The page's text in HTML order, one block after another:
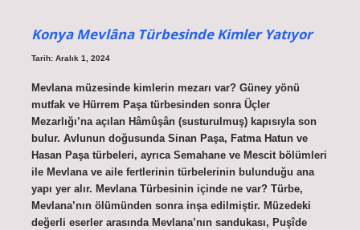
Konya Mevlâna Türbesinde Kimler Yatıyor
Tarih: Aralık 1, 2024
Mevlana müzesinde kimlerin mezarı var? Güney yönü
mutfak ve Hürrem Paşa türbesinden sonra Üçler
Mezarlığı’na açılan Hâmûşân (susturulmuş) kapısıyla son
bulur. Avlunun doğusunda Sinan Paşa, Fatma Hatun ve
Hasan Paşa türbeleri, ayrıca Semahane ve Mescit bölümleri
ile Mevlana ve aile fertlerinin türbelerinin bulunduğu ana
yapı yer alır. Mevlana Türbesinin içinde ne var? Türbe,
Mevlana’nın ölümünden sonra inşa edilmiştir. Müzedeki
değerli eserler arasında Mevlana’nın sandukası, Puşîde